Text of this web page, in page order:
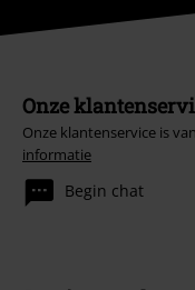
Onze
Onze klantenservice is
informatie
Begin chat